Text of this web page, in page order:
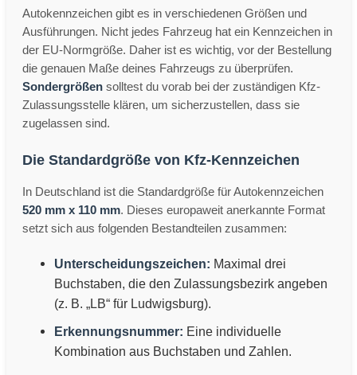
Autokennzeichen gibt es in verschiedenen Größen und
Ausführungen. Nicht jedes Fahrzeug hat ein Kennzeichen in
der EU-Normgröße. Daher ist es wichtig, vor der Bestellung
die genauen Maße deines Fahrzeugs zu überprüfen.
Sondergrößen solltest du vorab bei der zuständigen Kfz-
Zulassungsstelle klären, um sicherzustellen, dass sie
zugelassen sind.
Die Standardgröße von Kfz-Kennzeichen
In Deutschland ist die Standardgröße für Autokennzeichen
520 mm x 110 mm. Dieses europaweit anerkannte Format
setzt sich aus folgenden Bestandteilen zusammen:
Unterscheidungszeichen: Maximal drei
Buchstaben, die den Zulassungsbezirk angeben
(z. B. „LB“ für Ludwigsburg).
Erkennungsnummer: Eine individuelle
Kombination aus Buchstaben und Zahlen.